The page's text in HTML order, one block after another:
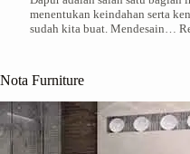
menentukan keindahan serta
sudah kita buat. Mendesain…
Nota Furniture